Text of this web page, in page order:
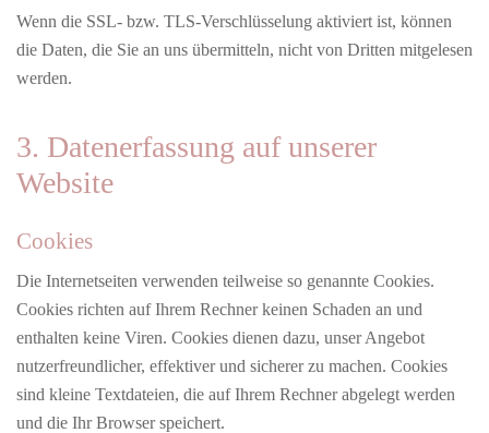
Wenn die SSL- bzw. TLS-Verschlüsselung aktiviert ist, können
die Daten, die Sie an uns übermitteln, nicht von Dritten mitgelesen
werden.
3. Datenerfassung auf unserer
Website
Cookies
Die Internetseiten verwenden teilweise so genannte Cookies.
Cookies richten auf Ihrem Rechner keinen Schaden an und
enthalten keine Viren. Cookies dienen dazu, unser Angebot
nutzerfreundlicher, effektiver und sicherer zu machen. Cookies
sind kleine Textdateien, die auf Ihrem Rechner abgelegt werden
und die Ihr Browser speichert.